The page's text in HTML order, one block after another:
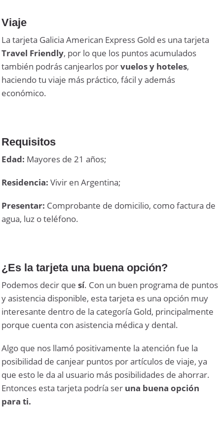
Viaje
La tarjeta Galicia American Express Gold es una tarjeta
Travel Friendly, por lo que los puntos acumulados
también podrás canjearlos porvuelos y hoteles,
haciendo tu viaje más práctico, fácil y además
económico.
Requisitos
Edad: Mayores de 21 años;
Residencia: Vivir en Argentina;
Presentar: Comprobante de domicilio, como factura de
agua, luz o teléfono.
¿Es la tarjeta una buena opción?
Podemos decir quesí. Con un buen programa de puntos
y asistencia disponible, esta tarjeta es una opción muy
interesante dentro de la categoría Gold, principalmente
porque cuenta con asistencia médica y dental.
Algo que nos llamó positivamente la atención fue la
posibilidad de canjear puntos por artículos de viaje, ya
que esto le da al usuario más posibilidades de ahorrar.
Entonces esta tarjeta podría ser una buena opción
para ti.